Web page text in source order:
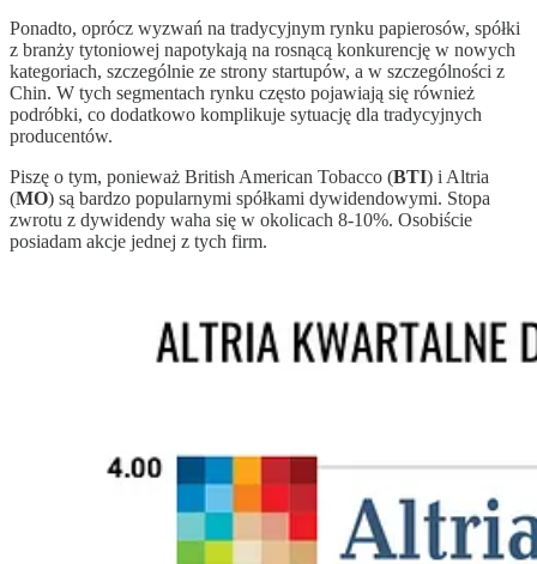
Ponadto, oprócz wyzwań na tradycyjnym rynku papierosów, spółki
z branży tytoniowej napotykają na rosnącą konkurencję w nowych
kategoriach, szczególnie ze strony startupów, a w szczególności z
Chin. W tych segmentach rynku często pojawiają się również
podróbki, co dodatkowo komplikuje sytuację dla tradycyjnych
producentów.
Piszę o tym, ponieważ British American Tobacco (BTI) i Altria
(MO) są bardzo popularnymi spółkami dywidendowymi. Stopa
zwrotu z dywidendy waha się w okolicach 8-10%. Osobiście
posiadam akcje jednej z tych firm.